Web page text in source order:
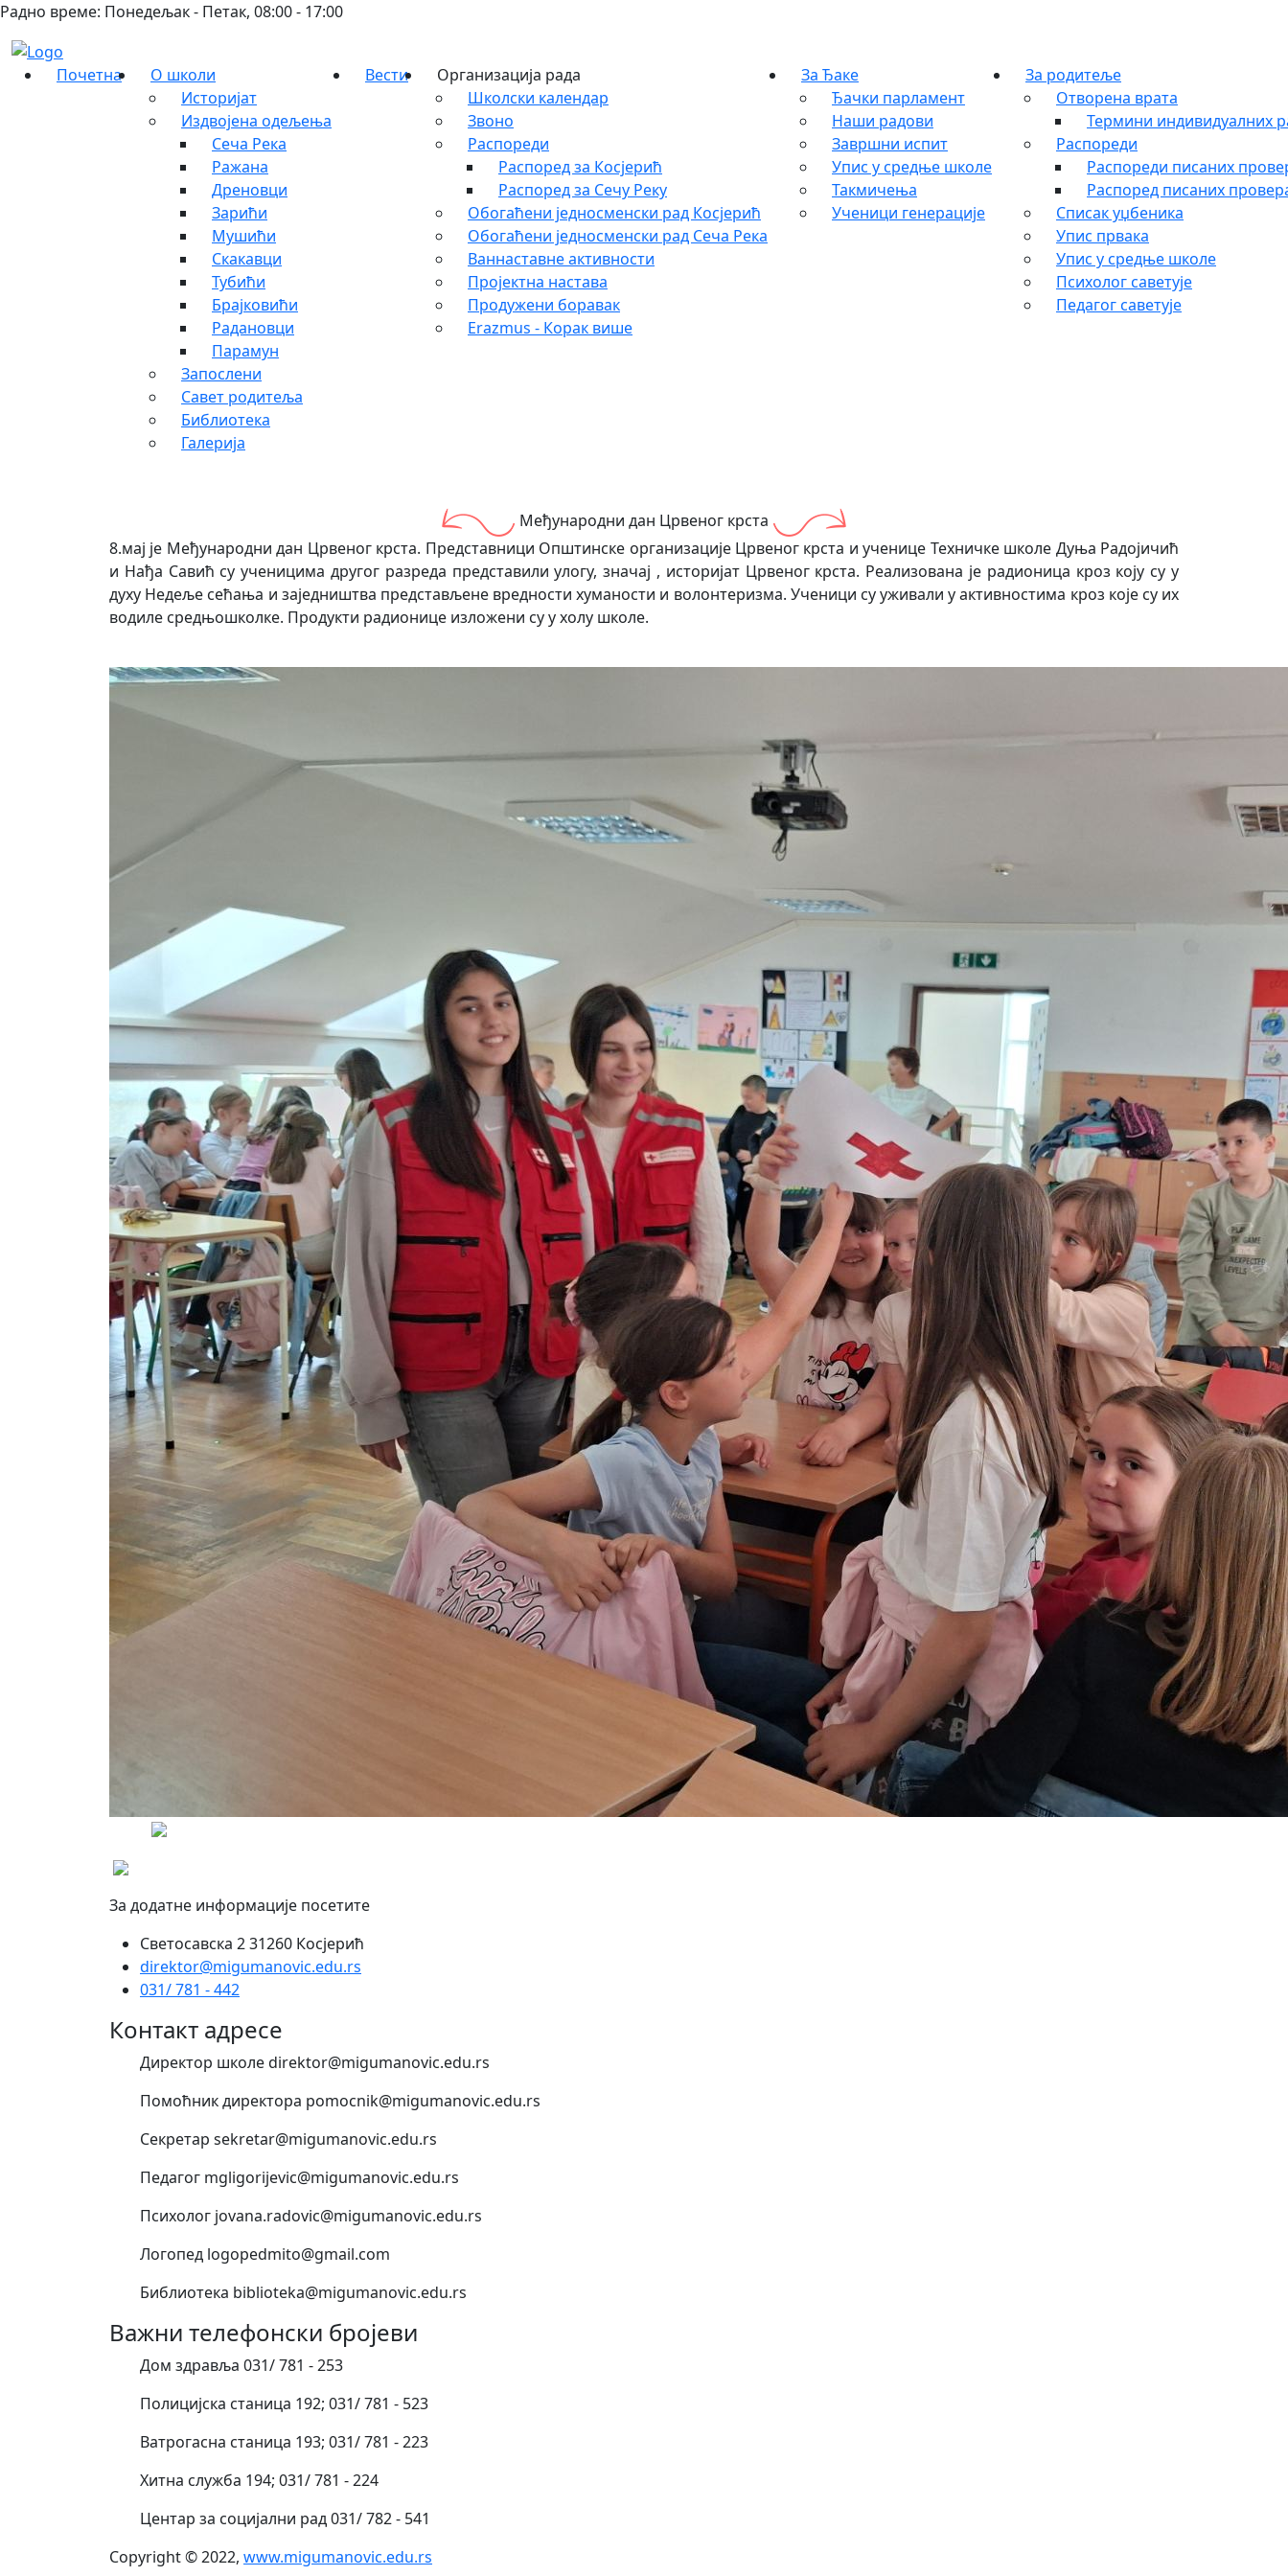
Радно време: Понедељак - Петак, 08:00 - 17:00
Почетна
О школи
Историјат
Издвојена одељења
Сеча Река
Ражана
Дреновци
Зарићи
Мушићи
Скакавци
Тубићи
Брајковићи
Радановци
Парамун
Запослени
Савет родитеља
Библиотека
Галерија
Вести
Организација рада
Школски календар
Звоно
Распореди
Распоред за Косјерић
Распоред за Сечу Реку
Обогаћени једносменски рад Косјерић
Обогаћени једносменски рад Сеча Река
Ваннаставне активности
Пројектна настава
Продужени боравак
Erazmus - Корак више
За Ђаке
Ђачки парламент
Наши радови
Завршни испит
Упис у средње школе
Такмичења
Ученици генерације
За родитеље
Отворена врата
Термини индивидуалних
Распореди
Распореди писаних
Распоред писаних
Списак уџбеника
Упис првака
Упис у средње школе
Психолог саветује
Педагог саветује
Међународни дан Црвеног крста
8.мај је Међународни дан Црвеног крста. Представници Општинске организације Црвеног крста и ученице Техничке школе Дуња Радојичић
и Нађа Савић су ученицима другог разреда представили улогу, значај , историјат Црвеног крста. Реализована је радионица кроз коју су у
духу Недеље сећања и заједништва представљене вредности хуманости и волонтеризма. Ученици су уживали у активностима кроз које су их
водиле средњошколке. Продукти радионице изложени су у холу школе.
За додатне информације посетите
Светосавска 2 31260 Косјерић
direktor@migumanovic.edu.rs
031/ 781 - 442
Контакт адресе
Директор школе direktor@migumanovic.edu.rs
Помоћник директора pomocnik@migumanovic.edu.rs
Секретар sekretar@migumanovic.edu.rs
Педагог mgligorijevic@migumanovic.edu.rs
Психолог jovana.radovic@migumanovic.edu.rs
Логопед logopedmito@gmail.com
Библиотека biblioteka@migumanovic.edu.rs
Важни телефонски бројеви
Дом здравља 031/ 781 - 253
Полицијска станица 192; 031/ 781 - 523
Ватрогасна станица 193; 031/ 781 - 223
Хитна служба 194; 031/ 781 - 224
Центар за социјални рад 031/ 782 - 541
Copyright © 2022, www.migumanovic.edu.rs